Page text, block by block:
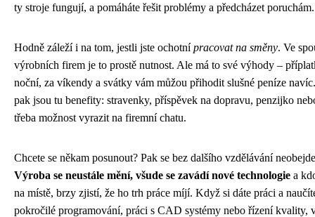
ty stroje fungují, a pomáháte řešit problémy a předcházet poruchám.
Hodně záleží i na tom, jestli jste ochotnípracovat na směny. Ve
výrobních firem je to prostě nutnost. Ale má to své výhody –
noční, za víkendy a svátky vám můžou přihodit slušné peníze
pak jsou tu benefity: stravenky, příspěvek na dopravu, penzijko
třeba možnost vyrazit na firemní chatu.
Chcete se někam posunout? Pak se bez dalšího vzdělávání
Výroba se neustále mění, všude se zavádí nové technologie a
na místě, brzy zjistí, že ho trh práce míjí. Když si dáte práci a
pokročilé programování, práci s CAD systémy nebo řízení kvality,